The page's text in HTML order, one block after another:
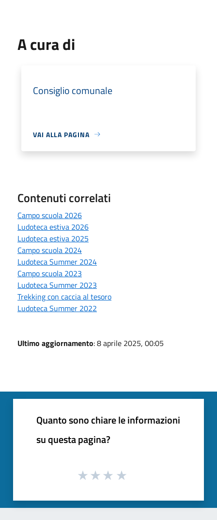
A cura di
Consiglio comunale
VAI ALLA PAGINA
Contenuti correlati
Campo scuola 2026
Ludoteca estiva 2026
Ludoteca estiva 2025
Campo scuola 2024
Ludoteca Summer 2024
Campo scuola 2023
Ludoteca Summer 2023
Trekking con caccia al tesoro
Ludoteca Summer 2022
Ultimo aggiornamento: 8 aprile 2025, 00:05
Quanto sono chiare le informazioni
su questa pagina?